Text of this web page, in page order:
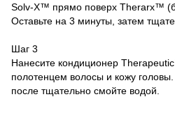
Solv-X™ прямо поверх Therarx™
Оставьте на 3 минуты, затем
Шаг 3
Нанесите кондиционер
полотенцем волосы и кожу
после тщательно смойте водой.